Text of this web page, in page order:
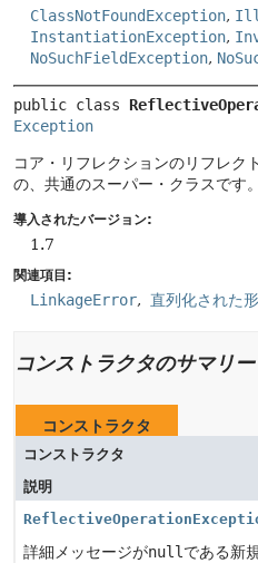
ClassNotFoundException,
InstantiationException,
NoSuchFieldException,
public class
Exception
コア・リフレクションのリフレク
の、共通のスーパー・クラスです。
導入されたバージョン:
1.7
関連項目:
LinkageError 直列化された
コンストラクタのサマリー
コンストラクタ
コンストラクタ
説明
詳細メッセージがnull である新